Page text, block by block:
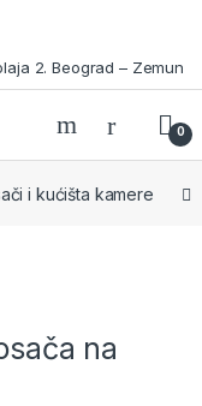
2. Beograd – Zemun
0
i kućišta kamere
na